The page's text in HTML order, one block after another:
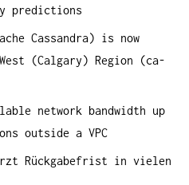
predictions
Cassandra) is now
(Calgary) Region (ca-
network bandwidth up
outside a VPC
Rückgabefrist in vielen